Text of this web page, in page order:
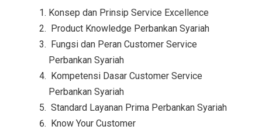
Konsep dan Prinsip Service Excellence
Product Knowledge Perbankan Syariah
Fungsi dan Peran Customer Service
Perbankan Syariah
Kompetensi Dasar Customer Service
Perbankan Syariah
Standard Layanan Prima Perbankan Syariah
Know Your Customer